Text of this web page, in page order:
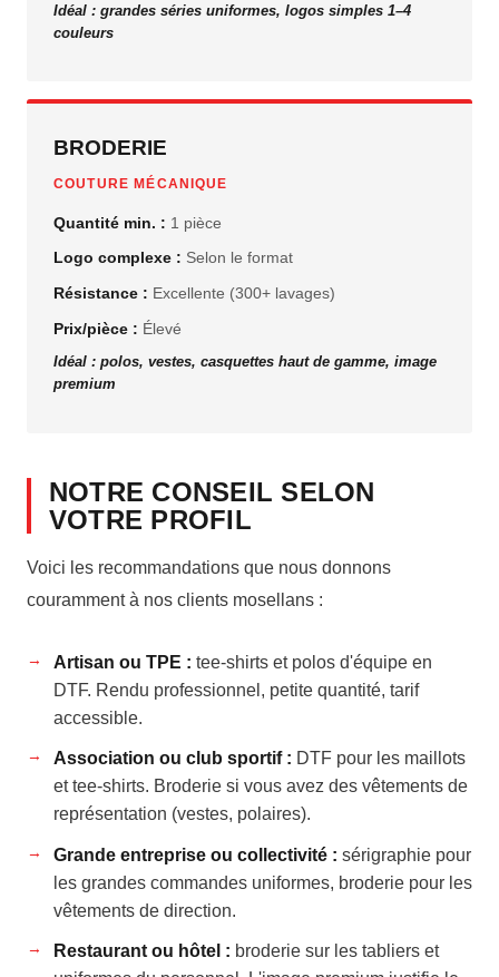
Idéal : grandes séries uniformes, logos simples 1–4
couleurs
BRODERIE
COUTURE MÉCANIQUE
Quantité min. : 1 pièce
Logo complexe : Selon le format
Résistance : Excellente (300+ lavages)
Prix/pièce : Élevé
Idéal : polos, vestes, casquettes haut de gamme, image
premium
NOTRE CONSEIL SELON
VOTRE PROFIL
Voici les recommandations que nous donnons
couramment à nos clients mosellans :
Artisan ou TPE : tee-shirts et polos d'équipe en
DTF. Rendu professionnel, petite quantité, tarif
accessible.
Association ou club sportif : DTF pour les maillots
et tee-shirts. Broderie si vous avez des vêtements de
représentation (vestes, polaires).
Grande entreprise ou collectivité : sérigraphie pour
les grandes commandes uniformes, broderie pour les
vêtements de direction.
Restaurant ou hôtel : broderie sur les tabliers et